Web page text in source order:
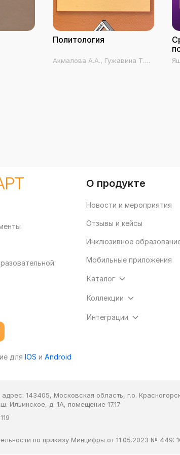
Политология
Акмалова А.А., Гужавина Т.А.,
для IOS и Android
О продукте
Новости и мероприятия
Отзывы и кейсы
Инклюзивное
Мобильные приложения
Каталог
Коллекции
Интеграции
143405, Московская область, г.о.
Ильинское, д. 1А, помещение 17.17
по приказу Минцифры от 11.05.2023 № 449: